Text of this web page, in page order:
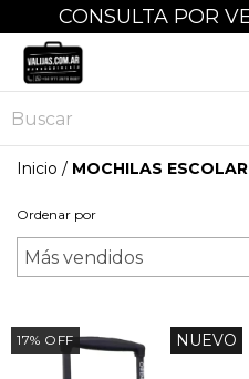
CONSULTA POR
Inicio / MOCHILAS
Ordenar por
17% OFF NUEVO